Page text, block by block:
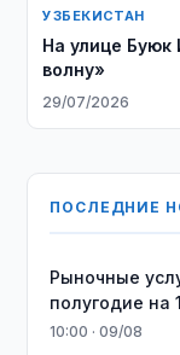
УЗБЕКИСТАН
На улице Буюк
волну»
29/07/2026
ПОСЛЕДНИЕ
Рыночные
полугодие на
10:00 · 09/08